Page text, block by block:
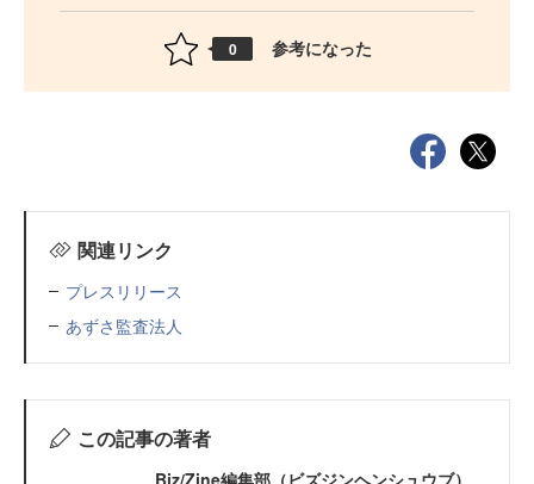
0 参考になった
関連リンク
プレスリリース
あずさ監査法人
この記事の著者
Biz/Zine編集部（ビズジンヘンシュウブ）